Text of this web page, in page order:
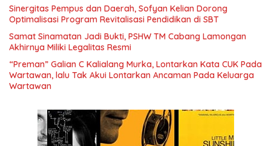
Sinergitas Pempus dan Daerah, Sofyan Kelian Dorong
Optimalisasi Program Revitalisasi Pendidikan di SBT
Samat Sinamatan Jadi Bukti, PSHW TM Cabang Lamongan
Akhirnya Miliki Legalitas Resmi
“Preman” Galian C Kalialang Murka, Lontarkan Kata CUK Pada
Wartawan, lalu Tak Akui Lontarkan Ancaman Pada Keluarga
Wartawan